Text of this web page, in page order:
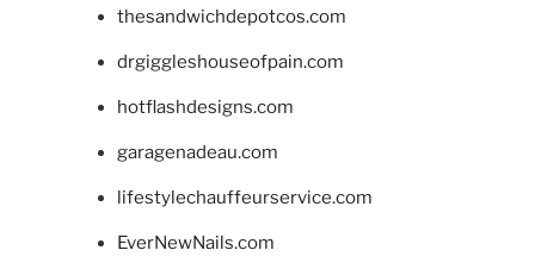
thesandwichdepotcos.com
drgiggleshouseofpain.com
hotflashdesigns.com
garagenadeau.com
lifestylechauffeurservice.com
EverNewNails.com